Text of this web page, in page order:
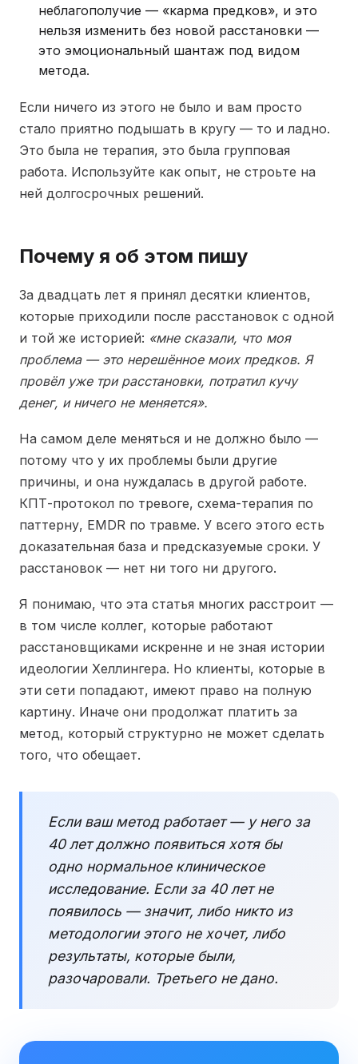
неблагополучие — «карма предков», и это
нельзя изменить без новой расстановки —
это эмоциональный шантаж под видом
метода.
Если ничего из этого не было и вам просто
стало приятно подышать в кругу — то и ладно.
Это была не терапия, это была групповая
работа. Используйте как опыт, не строьте на
ней долгосрочных решений.
Почему я об этом пишу
За двадцать лет я принял десятки клиентов,
которые приходили после расстановок с одной
и той же историей: «мне сказали, что моя
проблема — это нерешённое моих предков. Я
провёл уже три расстановки, потратил кучу
денег, и ничего не меняется».
На самом деле меняться и не должно было —
потому что у их проблемы были другие
причины, и она нуждалась в другой работе.
КПТ-протокол по тревоге, схема-терапия по
паттерну, EMDR по травме. У всего этого есть
доказательная база и предсказуемые сроки. У
расстановок — нет ни того ни другого.
Я понимаю, что эта статья многих расстроит —
в том числе коллег, которые работают
расстановщиками искренне и не зная истории
идеологии Хеллингера. Но клиенты, которые в
эти сети попадают, имеют право на полную
картину. Иначе они продолжат платить за
метод, который структурно не может сделать
того, что обещает.
Если ваш метод работает — у него за
40 лет должно появиться хотя бы
одно нормальное клиническое
исследование. Если за 40 лет не
появилось — значит, либо никто из
методологии этого не хочет, либо
результаты, которые были,
разочаровали. Третьего не дано.